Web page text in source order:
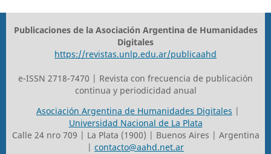
Publicaciones de la Asociación Argentina de Humanidades
Digitales
https://revistas.unlp.edu.ar/publicaahd
e-ISSN 2718-7470 | Revista con frecuencia de publicación
continua y periodicidad anual
Asociación Argentina de Humanidades Digitales |
Universidad Nacional de La Plata
Calle 24 nro 709 | La Plata (1900) | Buenos Aires | Argentina
| contacto@aahd.net.ar